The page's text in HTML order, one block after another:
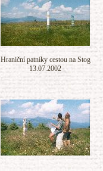
Hraniční patníky cestou na Stog
13.07.2002